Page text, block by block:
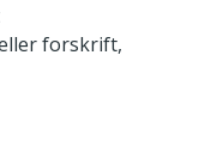
forskrift,